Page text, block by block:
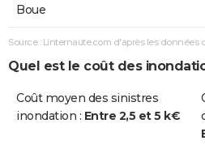
Boue
Source : Linternaute.com d'après les données
Quel est le coût des
Coût moyen des sinistres
inondation : Entre 2,5 et 5 k€